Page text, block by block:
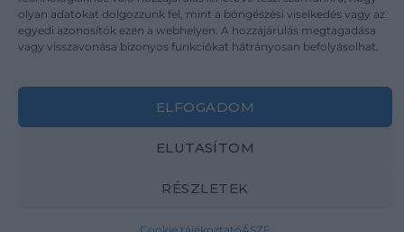
olyan adatokat dolgozzunk fel, mint a böngészési viselkedés vagy az
egyedi azonosítók ezen a webhelyen. A hozzájárulás megtagadása
vagy visszavonása bizonyos funkciókat hátrányosan befolyásolhat.
ELFOGADOM
ELUTASÍTOM
RÉSZLETEK
Kapcsolat
Impresszum